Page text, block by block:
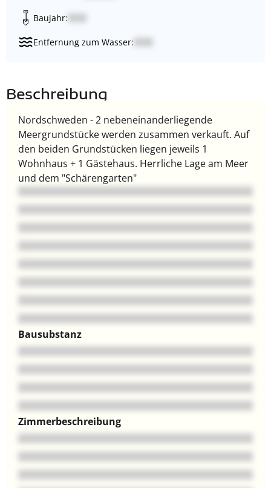
Baujahr:
Entfernung zum Wasser:
Beschreibung
Nordschweden - 2 nebeneinanderliegende
Meergrundstücke werden zusammen verkauft. Auf
den beiden Grundstücken liegen jeweils 1
Wohnhaus + 1 Gästehaus. Herrliche Lage am Meer
und dem "Schärengarten"
Bausubstanz
Zimmerbeschreibung